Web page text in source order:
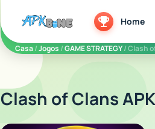
apkbine Home
Casa/Jogos /GAME STRATEGY/ Clash
Clash of Clans